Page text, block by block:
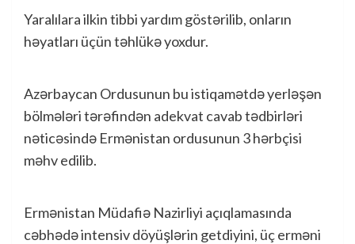
Yaralılara ilkin tibbi yardım göstərilib, onların
həyatları üçün təhlükə yoxdur.
Azərbaycan Ordusunun bu istiqamətdə yerləşən
bölmələri tərəfindən adekvat cavab tədbirləri
nəticəsində Ermənistan ordusunun 3 hərbçisi
məhv edilib.
Ermənistan Müdafiə Nazirliyi açıqlamasında
cəbhədə intensiv döyüşlərin getdiyini, üç erməni